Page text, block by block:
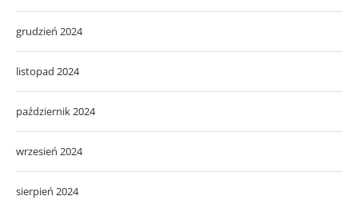
grudzień 2024
listopad 2024
październik 2024
wrzesień 2024
sierpień 2024